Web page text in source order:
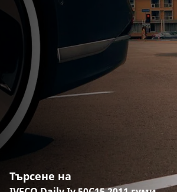
Търсене на